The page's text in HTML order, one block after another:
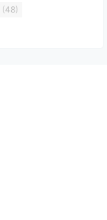
(48)